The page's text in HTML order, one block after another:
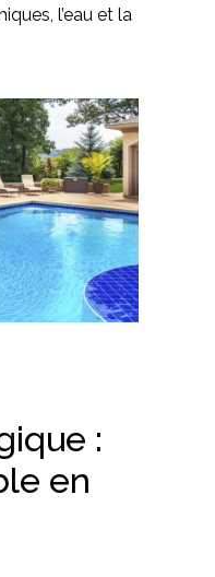
l’eau et la
:
en